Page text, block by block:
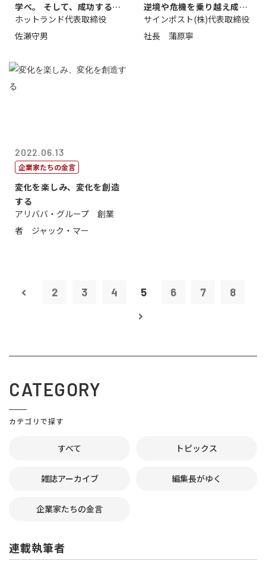
学べ。 そして、成功するま
で挑戦し続...
ホットランド代表取締役
佐瀬守男
逆境や危機を乗り越え成長
する
サインポスト(株)代表取締役
社長 蒲原寧
2022.06.13
企業家たちの金言
変化を楽しみ、変化を創造
する
アリババ・グループ 創業
者 ジャック・マー
2 3 4 5 6 7 8
CATEGORY
カテゴリで探す
すべて トピックス
雑誌アーカイブ 編集長がゆく
企業家たちの金言
連載執筆者